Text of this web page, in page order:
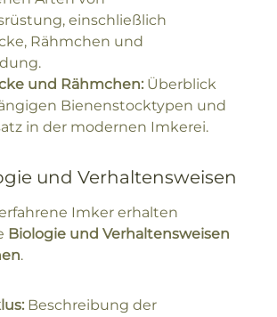
einschließlich
Rähmchen und
und Rähmchen: Überblick
Bienenstocktypen und
in der modernen Imkerei.
und Verhaltensweisen
Imker erhalten
Biologie und Verhaltensweisen
.
Beschreibung der